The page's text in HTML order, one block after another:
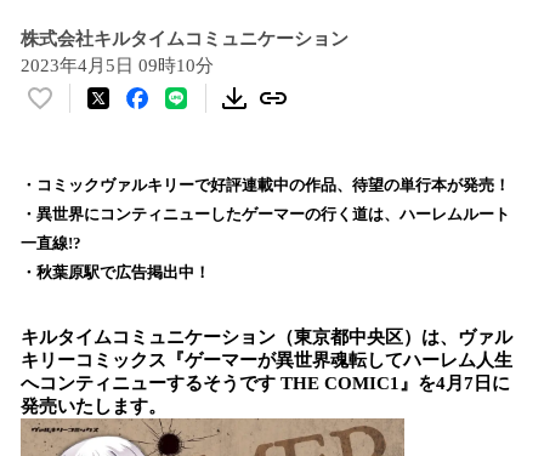
株式会社キルタイムコミュニケーション
2023年4月5日 09時10分
い
！
数
を
読
み
中
で
す
・コミックヴァルキリーで好評連載中の作品、待望の単行本が発売！
・異世界にコンティニューしたゲーマーの行く道は、ハーレムルート
一直線!?
・秋葉原駅で広告掲出中！
キルタイムコミュニケーション（東京都中央区）は、ヴァル
キリーコミックス『ゲーマーが異世界魂転してハーレム人生
へコンティニューするそうです THE COMIC1』を4月7日に
発売いたします。